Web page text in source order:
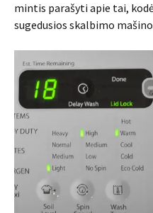
mintis parašyti apie tai,
sugedusios skalbimo